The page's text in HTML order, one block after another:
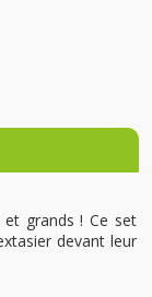
grands ! Ce set
devant leur